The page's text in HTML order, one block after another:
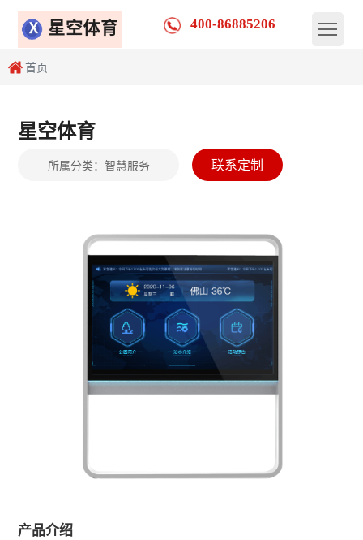
400-86885206
首页
星空体育
所属分类： 智慧服务 联系定制
产品介绍